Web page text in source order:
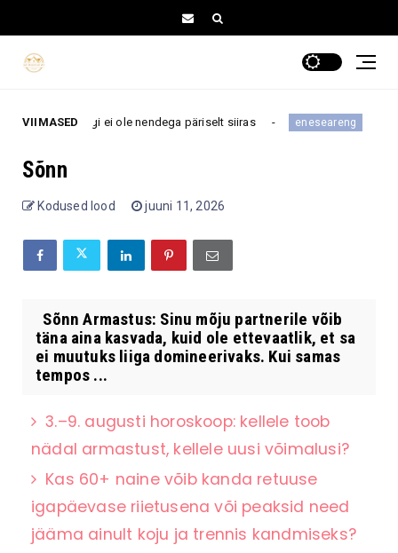
VIIMASED
aru, kui keegi ei ole nendega päriselt siiras eneseareng
Sõnn
Kodused lood juuni 11, 2026
Sõnn Armastus: Sinu mõju partnerile võib
täna aina kasvada, kuid ole ettevaatlik, et sa
ei muutuks liiga domineerivaks. Kui samas
tempos ...
3.–9. augusti horoskoop: kellele toob
nädal armastust, kellele uusi võimalusi?
Kas 60+ naine võib kanda retuuse
igapäevase riietusena või peaksid need
jääma ainult koju ja trennis kandmiseks?